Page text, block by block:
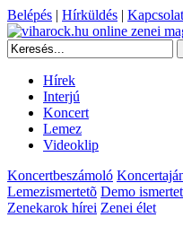
Belépés | Hírküldés | Kapcsolat
Hírek
Interjú
Koncert
Lemez
Videoklip
Koncertbeszámoló
Lemezismertetõ Demo
Zenekarok hírei Zenei élet